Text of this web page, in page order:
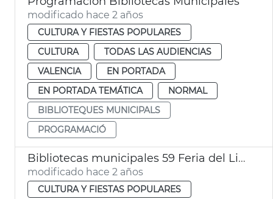
modificado hace 2 años
CULTURA Y FIESTAS POPULARES
CULTURA
TODAS LAS AUDIENCIAS
VALENCIA
EN PORTADA
EN PORTADA TEMÁTICA
NORMAL
BIBLIOTEQUES MUNICIPALS
PROGRAMACIÓ
Bibliotecas municipales 59 Feria del Libro
modificado hace 2 años
CULTURA Y FIESTAS POPULARES